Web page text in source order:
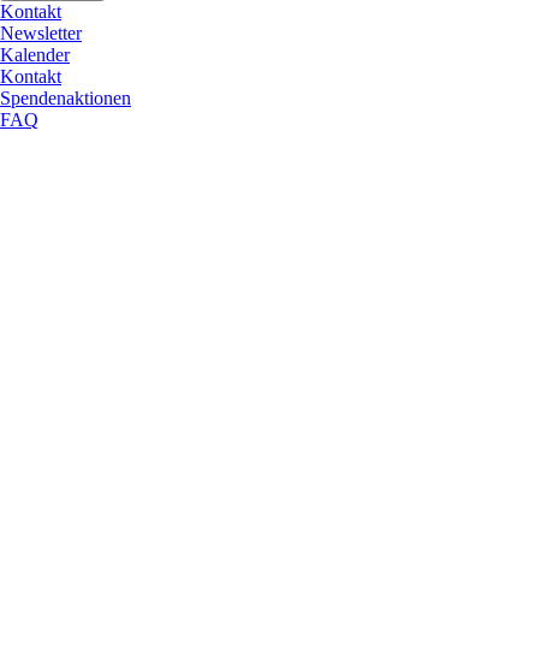
Kontakt
Newsletter
Kalender
Kontakt
Spendenaktionen
FAQ